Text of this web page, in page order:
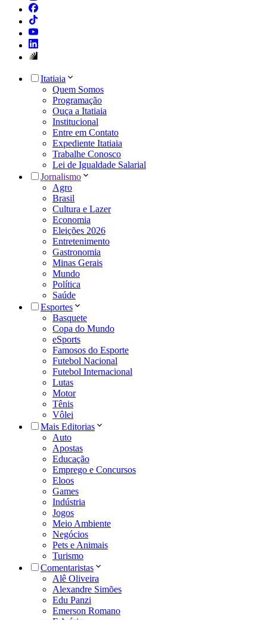
Itatiaia
Quem Somos
Programação
Ouça a Itatiaia
Institucional
Entre em Contato
Expediente Itatiaia
Trabalhe Conosco
Lei de Igualdade Salarial
Jornalismo
Agro
Brasil
Cultura e Lazer
Economia
Eleições 2026
Entretenimento
Gastronomia
Minas Gerais
Mundo
Política
Saúde
Esportes
Basquete
Copa do Mundo
eSports
Famosos do Esporte
Futebol Nacional
Futebol Internacional
Lutas
Motor
Tênis
Vôlei
Mais Editorias
Auto
Apostas
Educação
Emprego e Concursos
Eloos
Games
Indústria
Jogos
Meio Ambiente
Negócios
Pets e Animais
Turismo
Comentaristas
Alê Oliveira
Alexandre Simões
Edu Panzi
Emerson Romano